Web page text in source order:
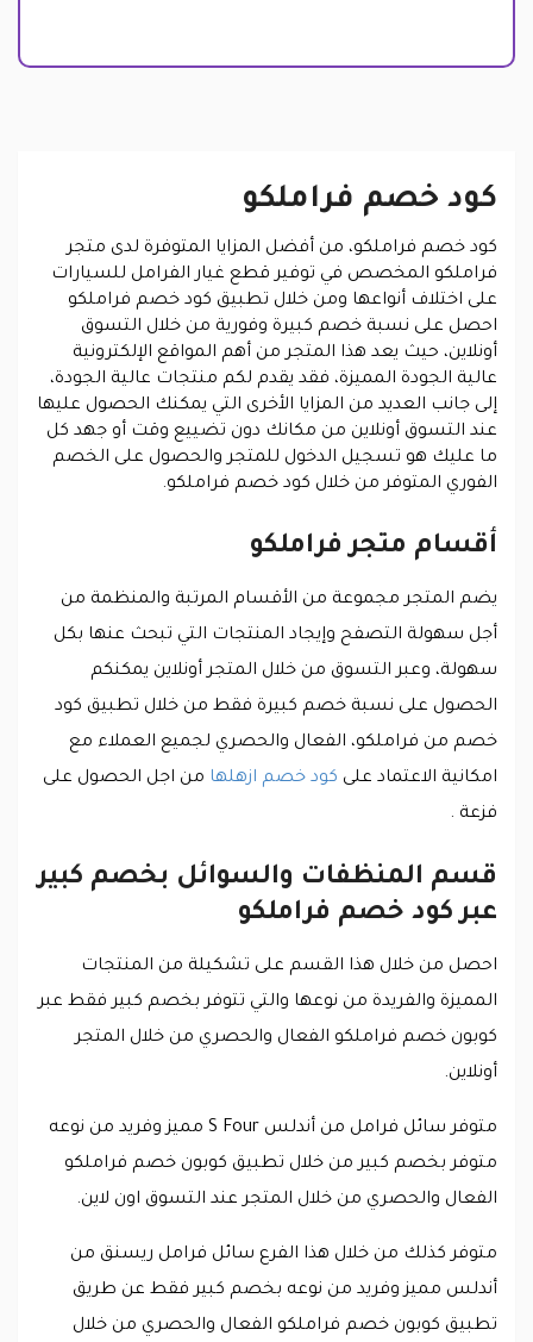
كود خصم فراملكو
كود خصم فراملكو، من أفضل المزايا المتوفرة لدى متجر
فراملكو المخصص في توفير قطع غيار الفرامل للسيارات
على اختلاف أنواعها ومن خلال تطبيق كود خصم فراملكو
احصل على نسبة خصم كبيرة وفورية من خلال التسوق
أونلاين، حيث يعد هذا المتجر من أهم المواقع الإلكترونية
عالية الجودة المميزة، فقد يقدم لكم منتجات عالية الجودة،
إلى جانب العديد من المزايا الأخرى التي يمكنك الحصول عليها
عند التسوق أونلاين من مكانك دون تضييع وقت أو جهد كل
ما عليك هو تسجيل الدخول للمتجر والحصول على الخصم
الفوري المتوفر من خلال كود خصم فراملكو.
أقسام متجر فراملكو
يضم المتجر مجموعة من الأقسام المرتبة والمنظمة من
أجل سهولة التصفح وإيجاد المنتجات التي تبحث عنها بكل
سهولة، وعبر التسوق من خلال المتجر أونلاين يمكنكم
الحصول على نسبة خصم كبيرة فقط من خلال تطبيق كود
خصم من فراملكو، الفعال والحصري لجميع العملاء مع
امكانية الاعتماد على كود خصم ازهلها من اجل الحصول على
فزعة .
قسم المنظفات والسوائل بخصم كبير
عبر كود خصم فراملكو
احصل من خلال هذا القسم على تشكيلة من المنتجات
المميزة والفريدة من نوعها والتي تتوفر بخصم كبير فقط عبر
كوبون خصم فراملكو الفعال والحصري من خلال المتجر
أونلاين.
متوفر سائل فرامل من أندلس S Four مميز وفريد من نوعه
متوفر بخصم كبير من خلال تطبيق كوبون خصم فراملكو
الفعال والحصري من خلال المتجر عند التسوق اون لاين.
متوفر كذلك من خلال هذا الفرع سائل فرامل ريسنق من
أندلس مميز وفريد من نوعه بخصم كبير فقط عن طريق
تطبيق كوبون خصم فراملكو الفعال والحصري من خلال